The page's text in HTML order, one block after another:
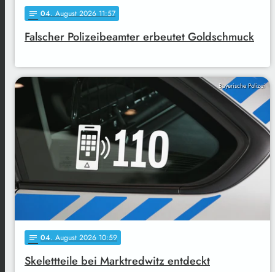
notes 04. August 2026 11:57
Falscher Polizeibeamter erbeutet Goldschmuck
Bayerische Polizei
notes 04. August 2026 10:59
Skelettteile bei Marktredwitz entdeckt